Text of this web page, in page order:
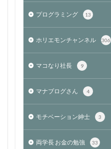
プログラミング 13
ホリエモンチャンネル 306
マコなり社長 9
マナブログさん 4
モチベーション紳士 3
両学長 お金の勉強 33